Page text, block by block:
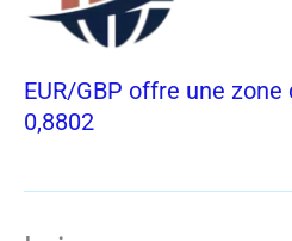
EUR/GBP offre une
0,8802